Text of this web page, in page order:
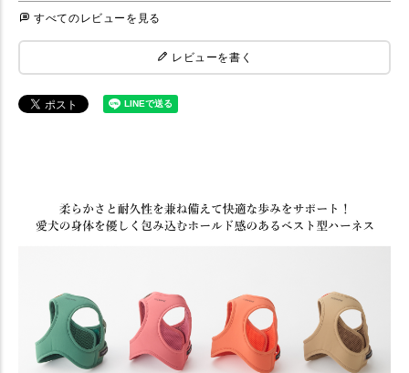
すべてのレビューを見る
レビューを書く